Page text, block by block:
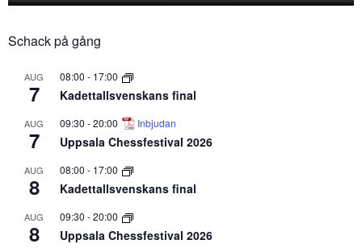
Schack på gång
AUG
7
08:00 - 17:00
Kadettallsvenskans final
AUG
7
09:30 -20:00 Inbjudan
Uppsala Chessfestival 2026
AUG
8
08:00 - 17:00
Kadettallsvenskans final
AUG
8
09:30 -20:00
Uppsala Chessfestival 2026